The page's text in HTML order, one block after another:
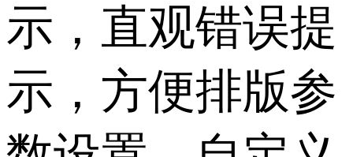
示，直观错误提
示，方便排版参